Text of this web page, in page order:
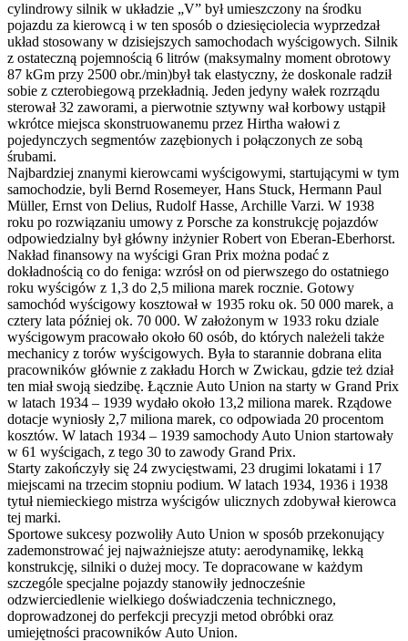
cylindrowy silnik w układzie „V” był umieszczony na środku
pojazdu za kierowcą i w ten sposób o dziesięciolecia wyprzedzał
układ stosowany w dzisiejszych samochodach wyścigowych. Silnik
z ostateczną pojemnością 6 litrów (maksymalny moment obrotowy
87 kGm przy 2500 obr./min)był tak elastyczny, że doskonale radził
sobie z czterobiegową przekładnią. Jeden jedyny wałek rozrządu
sterował 32 zaworami, a pierwotnie sztywny wał korbowy ustąpił
wkrótce miejsca skonstruowanemu przez Hirtha wałowi z
pojedynczych segmentów zazębionych i połączonych ze sobą
śrubami.
Najbardziej znanymi kierowcami wyścigowymi, startującymi w tym
samochodzie, byli Bernd Rosemeyer, Hans Stuck, Hermann Paul
Müller, Ernst von Delius, Rudolf Hasse, Archille Varzi. W 1938
roku po rozwiązaniu umowy z Porsche za konstrukcję pojazdów
odpowiedzialny był główny inżynier Robert von Eberan-Eberhorst.
Nakład finansowy na wyścigi Gran Prix można podać z
dokładnością co do feniga: wzrósł on od pierwszego do ostatniego
roku wyścigów z 1,3 do 2,5 miliona marek rocznie. Gotowy
samochód wyścigowy kosztował w 1935 roku ok. 50 000 marek, a
cztery lata później ok. 70 000. W założonym w 1933 roku dziale
wyścigowym pracowało około 60 osób, do których należeli także
mechanicy z torów wyścigowych. Była to starannie dobrana elita
pracowników głównie z zakładu Horch w Zwickau, gdzie też dział
ten miał swoją siedzibę. Łącznie Auto Union na starty w Grand Prix
w latach 1934 – 1939 wydało około 13,2 miliona marek. Rządowe
dotacje wyniosły 2,7 miliona marek, co odpowiada 20 procentom
kosztów. W latach 1934 – 1939 samochody Auto Union startowały
w 61 wyścigach, z tego 30 to zawody Grand Prix.
Starty zakończyły się 24 zwycięstwami, 23 drugimi lokatami i 17
miejscami na trzecim stopniu podium. W latach 1934, 1936 i 1938
tytuł niemieckiego mistrza wyścigów ulicznych zdobywał kierowca
tej marki.
Sportowe sukcesy pozwoliły Auto Union w sposób przekonujący
zademonstrować jej najważniejsze atuty: aerodynamikę, lekką
konstrukcję, silniki o dużej mocy. Te dopracowane w każdym
szczególe specjalne pojazdy stanowiły jednocześnie
odzwierciedlenie wielkiego doświadczenia technicznego,
doprowadzonej do perfekcji precyzji metod obróbki oraz
umiejętności pracowników Auto Union.